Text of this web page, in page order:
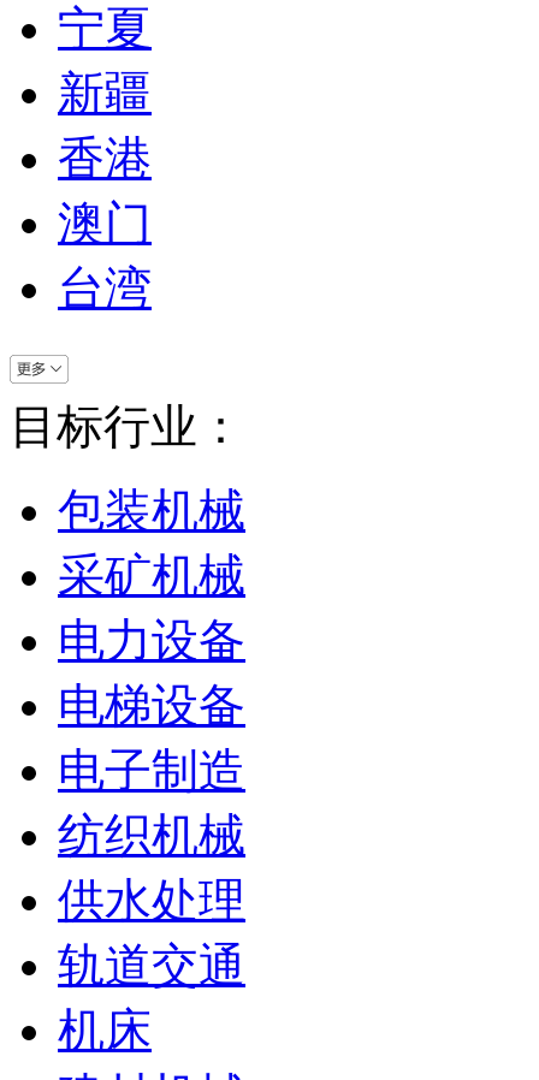
宁夏
新疆
香港
澳门
台湾
目标行业：
包装机械
采矿机械
电力设备
电梯设备
电子制造
纺织机械
供水处理
轨道交通
机床